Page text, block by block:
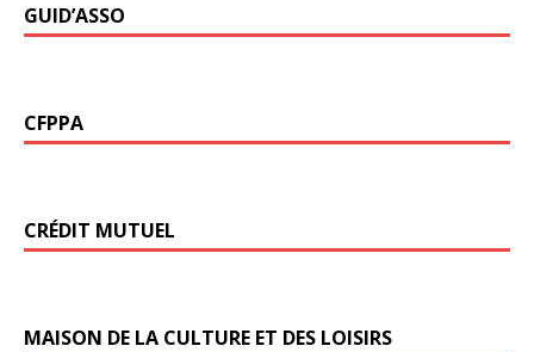
GUID’ASSO
CFPPA
CRÉDIT MUTUEL
MAISON DE LA CULTURE ET DES LOISIRS